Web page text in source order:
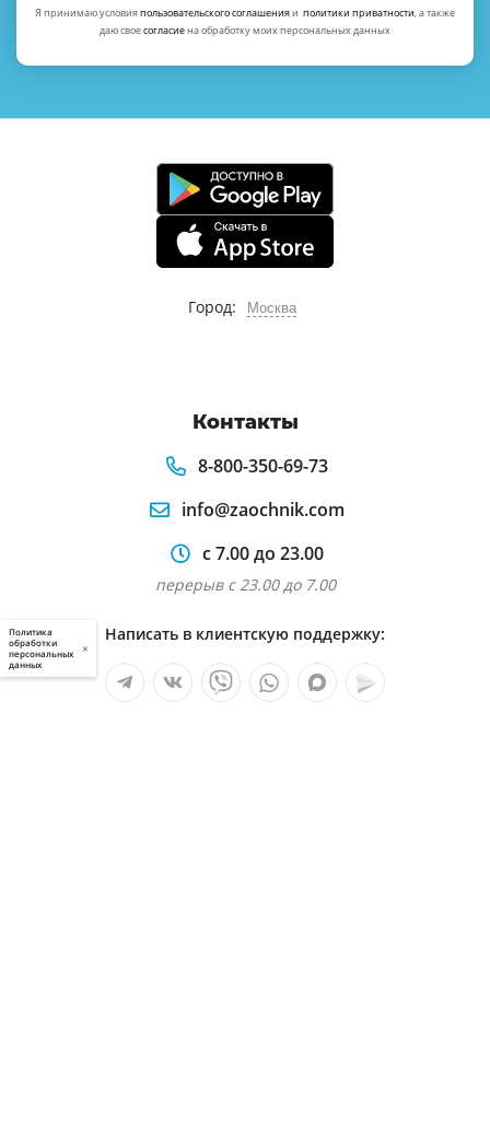
Я принимаю условияпользовательского соглашенияи политики приватности, а также
даю своесогласиена обработку моих персональных данных
Город: Москва
Контакты
8-800-350-69-73
info@zaochnik.com
с 7.00 до 23.00
перерыв с 23.00 до 7.00
Написать в клиентскую поддержку:
Политика
обработки
персональных
данных
×